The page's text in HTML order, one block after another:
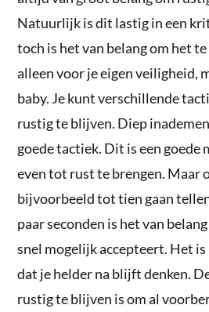
Natuurlijk is dit lastig in een
toch is het van belang om het
alleen voor je eigen veiligheid,
baby. Je kunt verschillende
rustig te blijven. Diep
goede tactiek. Dit is een goede
even tot rust te brengen. Maar
bijvoorbeeld tot tien gaan
paar seconden is het van
snel mogelijk accepteert. Het
dat je helder na blijft denken.
rustig te blijven is om al